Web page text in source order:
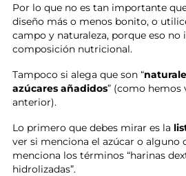
Por lo que no es tan importante
diseño más o menos bonito, o
campo y naturaleza, porque eso no
composición nutricional.
Tampoco si alega que son “
azúcares añadidos” (como hemos
anterior).
Lo primero que debes mirar es la
ver si menciona el azúcar o alguno
menciona los términos “harinas
hidrolizadas”.